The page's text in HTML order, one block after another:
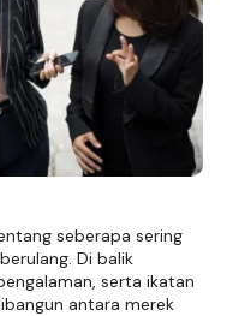
seberapa sering
Di balik
serta ikatan
antara merek